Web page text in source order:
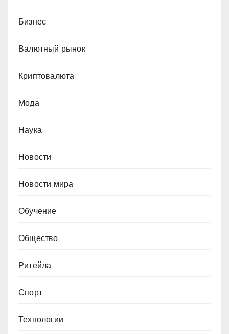
Бизнес
Валютный рынок
Криптовалюта
Мода
Наука
Новости
Новости мира
Обучение
Общество
Ритейла
Спорт
Технологии